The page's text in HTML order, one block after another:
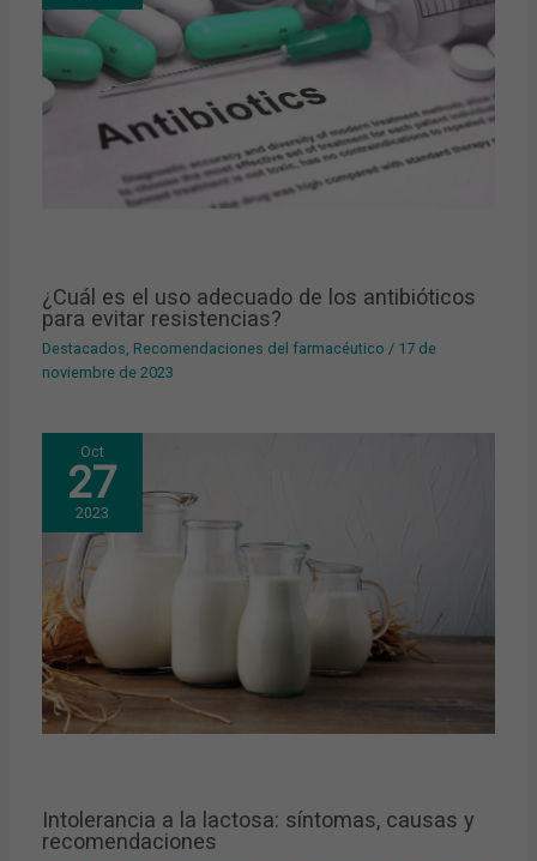
¿Cuál es el uso adecuado de los antibióticos
para evitar resistencias?
Destacados, Recomendaciones del farmacéutico / 17 de
noviembre de 2023
Oct
27
2023
Intolerancia a la lactosa: síntomas, causas y
recomendaciones